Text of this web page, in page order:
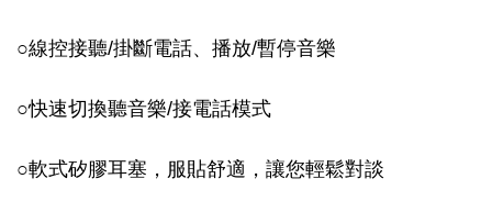
○線控接聽/掛斷電話、播放/暫停音樂
○快速切換聽音樂/接電話模式
○軟式矽膠耳塞，服貼舒適，讓您輕鬆對談